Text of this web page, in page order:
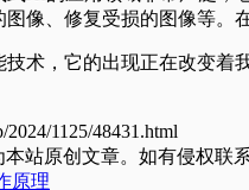
像、修复受损的图像等。
术，它的出现正在改变
1125/48431.html
站原创文章。如有侵权联
原理